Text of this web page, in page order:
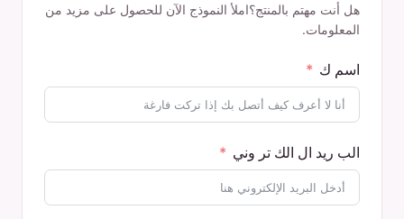
هل أنت مهتم بالمنتج؟املأ النموذج الآن للحصول على مزيد من
المعلومات.
اسم ك
الب ريد ال الك تر وني